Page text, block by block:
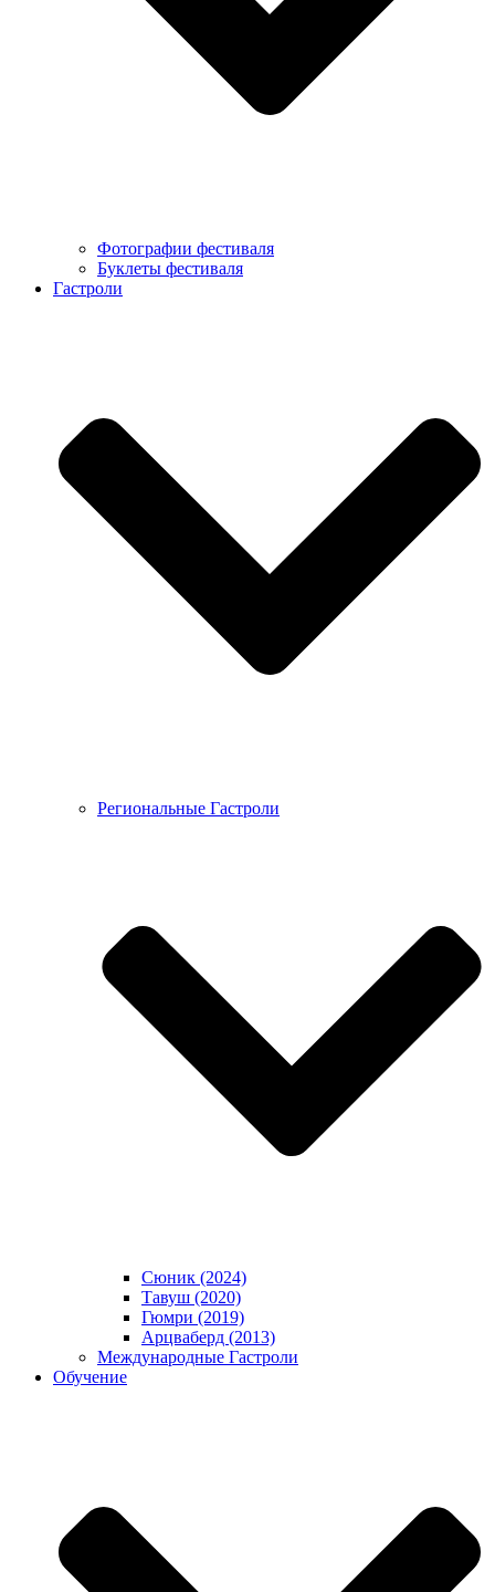
Фотографии фестиваля
Буклеты фестиваля
Гастроли
Региональные Гастроли
Сюник (2024)
Тавуш (2020)
Гюмри (2019)
Арцваберд (2013)
Международные Гастроли
Обучение